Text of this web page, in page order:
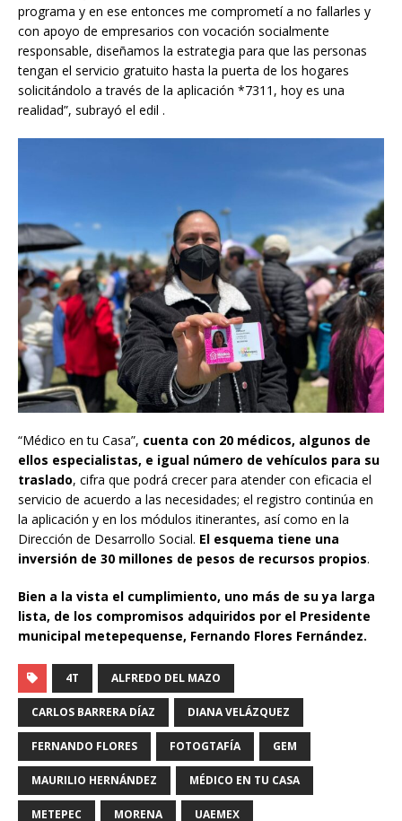
programa y en ese entonces me comprometí a no fallarles y
con apoyo de empresarios con vocación socialmente
responsable, diseñamos la estrategia para que las personas
tengan el servicio gratuito hasta la puerta de los hogares
solicitándolo a través de la aplicación *7311, hoy es una
realidad”, subrayó el edil .
“Médico en tu Casa”, cuenta con 20 médicos, algunos de
ellos especialistas, e igual número de vehículos para su
traslado, cifra que podrá crecer para atender con eficacia el
servicio de acuerdo a las necesidades; el registro continúa en
la aplicación y en los módulos itinerantes, así como en la
Dirección de Desarrollo Social. El esquema tiene una
inversión de 30 millones de pesos de recursos propios.
Bien a la vista el cumplimiento, uno más de su ya larga
lista, de los compromisos adquiridos por el Presidente
municipal metepequense, Fernando Flores Fernández.
4T ALFREDO DEL MAZO
CARLOS BARRERA DÍAZ DIANA VELÁZQUEZ
FERNANDO FLORES FOTOGTAFÍA GEM
MAURILIO HERNÁNDEZ MÉDICO EN TU CASA
METEPEC MORENA UAEMEX